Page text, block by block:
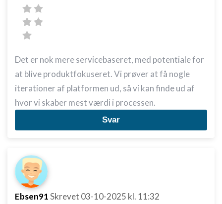
Det er nok mere servicebaseret, med potentiale for
at blive produktfokuseret. Vi prøver at få nogle
iterationer af platformen ud, så vi kan finde ud af
hvor vi skaber mest værdi i processen.
Svar
Ebsen91Skrevet 03-10-2025 kl. 11:32